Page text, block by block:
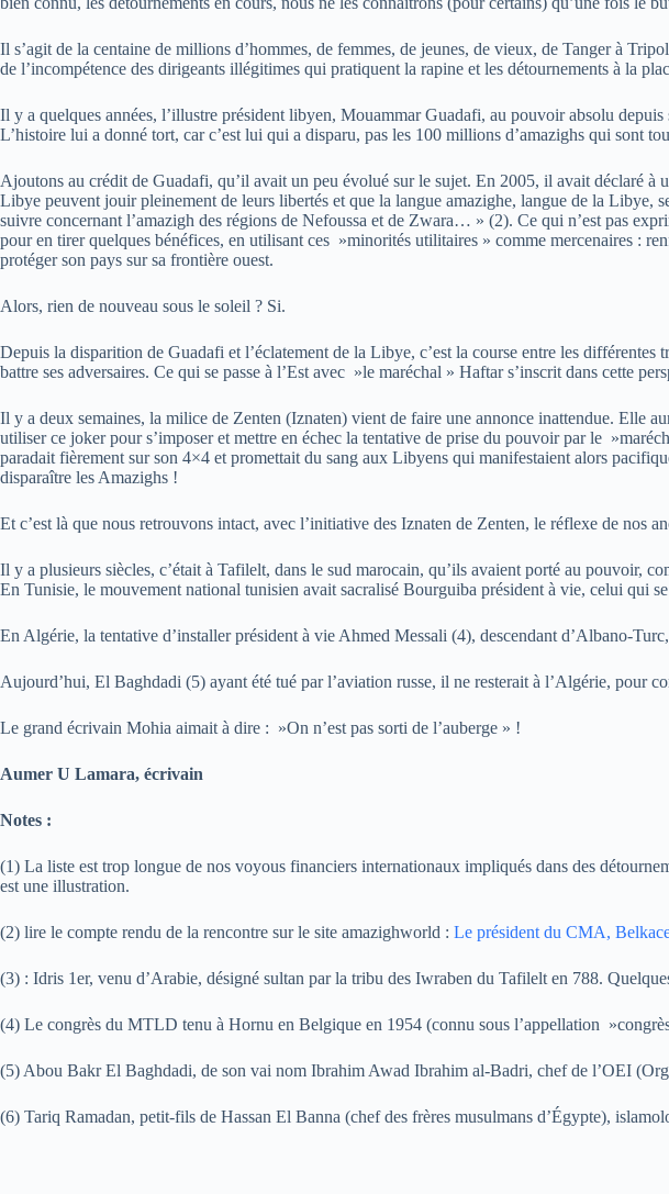
Il s’agit de la centaine de millions d’hommes, de femmes, de jeunes, de vieux, de Tanger à
de l’incompétence des dirigeants illégitimes qui pratiquent la rapine et les détournements à la
Il y a quelques années, l’illustre président libyen, Mouammar Guadafi, au pouvoir absolu
L’histoire lui a donné tort, car c’est lui qui a disparu, pas les 100 millions d’amazighs qui sont
Ajoutons au crédit de Guadafi, qu’il avait un peu évolué sur le sujet. En 2005, il avait déclaré
Libye peuvent jouir pleinement de leurs libertés et que la langue amazighe, langue de la Libye,
suivre concernant l’amazigh des régions de Nefoussa et de Zwara… » (2). Ce qui n’est pas
pour en tirer quelques bénéfices, en utilisant ces »minorités utilitaires » comme mercenaires :
protéger son pays sur sa frontière ouest.
Alors, rien de nouveau sous le soleil ? Si.
Depuis la disparition de Guadafi et l’éclatement de la Libye, c’est la course entre les
battre ses adversaires. Ce qui se passe à l’Est avec »le maréchal » Haftar s’inscrit dans cette
Il y a deux semaines, la milice de Zenten (Iznaten) vient de faire une annonce inattendue. Elle
utiliser ce joker pour s’imposer et mettre en échec la tentative de prise du pouvoir par le
paradait fièrement sur son 4×4 et promettait du sang aux Libyens qui manifestaient alors
disparaître les Amazighs !
Et c’est là que nous retrouvons intact, avec l’initiative des Iznaten de Zenten, le réflexe de nos
Il y a plusieurs siècles, c’était à Tafilelt, dans le sud marocain, qu’ils avaient porté au pouvoir,
En Tunisie, le mouvement national tunisien avait sacralisé Bourguiba président à vie, celui qui
En Algérie, la tentative d’installer président à vie Ahmed Messali (4), descendant d’Albano-
Aujourd’hui, El Baghdadi (5) ayant été tué par l’aviation russe, il ne resterait à l’Algérie, pour
Le grand écrivain Mohia aimait à dire : »On n’est pas sorti de l’auberge » !
Aumer U Lamara, écrivain
Notes :
(1) La liste est trop longue de nos voyous financiers internationaux impliqués dans des
est une illustration.
(2) lire le compte rendu de la rencontre sur le site amazighworld : Le président du CMA,
(3) : Idris 1er, venu d’Arabie, désigné sultan par la tribu des Iwraben du Tafilelt en 788.
(4) Le congrès du MTLD tenu à Hornu en Belgique en 1954 (connu sous l’appellation
(5) Abou Bakr El Baghdadi, de son vai nom Ibrahim Awad Ibrahim al-Badri, chef de l’OEI
(6) Tariq Ramadan, petit-fils de Hassan El Banna (chef des frères musulmans d’Égypte),